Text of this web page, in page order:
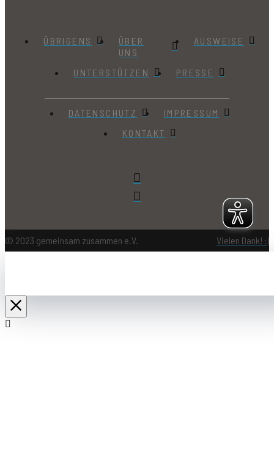
ÜBRIGENS
ÜBER
UNS
AUSWEISE
UNTERSTÜTZEN PRESSE
DATENSCHUTZ
IMPRESSUM
KONTAKT
© 2023 gemeinsam zusammen e.V. Vielen Dank! :)